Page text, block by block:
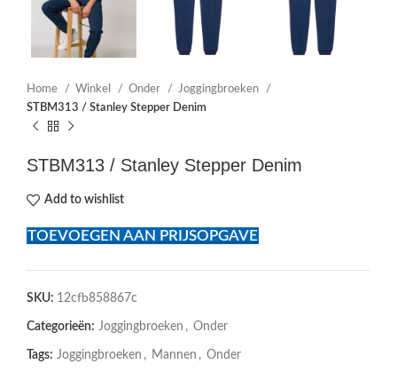
Home Winkel Onder
Joggingbroeken
STBM313 / Stanley Stepper Denim
STBM313 / Stanley Stepper Denim
Add to wishlist
TOEVOEGEN AAN PRIJSOPGAVE
SKU: 12cfb858867c
Categorieën: Joggingbroeken , Onder
Tags: Joggingbroeken , Mannen , Onder